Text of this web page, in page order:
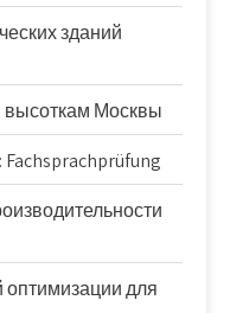
зданий
высоткам Москвы
для